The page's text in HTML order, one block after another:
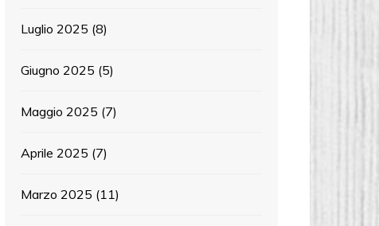
Luglio 2025 (8)
Giugno 2025 (5)
Maggio 2025 (7)
Aprile 2025 (7)
Marzo 2025 (11)